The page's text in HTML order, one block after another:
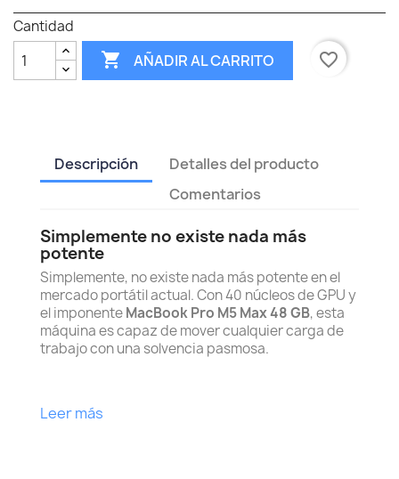
Cantidad
 AÑADIR AL CARRITO favorite_border
Descripción
Detalles del producto
Comentarios
Simplemente no existe nada más
potente
Simplemente, no existe nada más potente en el
mercado portátil actual. Con 40 núcleos de GPU y
el imponenteMacBook Pro M5 Max 48 GB, esta
máquina es capaz de mover cualquier carga de
trabajo con una solvencia pasmosa.
Leer más